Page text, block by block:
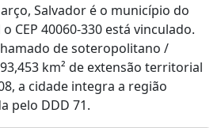
Salvador é o município do
CEP 40060-330 está vinculado.
de soteropolitano /
km² de extensão territorial
a cidade integra a região
pelo DDD 71.